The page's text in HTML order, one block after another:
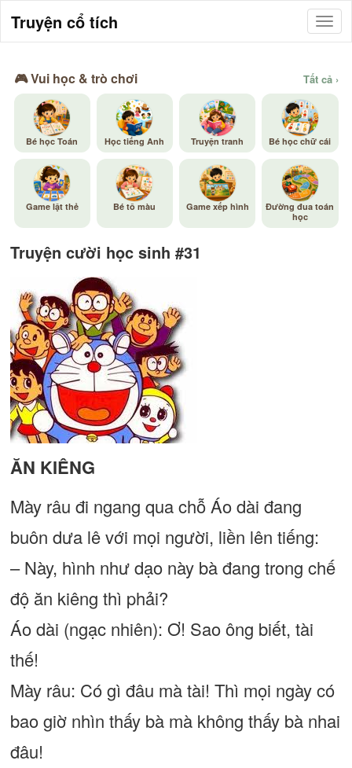
Truyện cổ tích
🎮 Vui học & trò chơi Tất cả ›
Bé học Toán Học tiếng Anh Truyện tranh Bé học chữ cái
Game lật thẻ Bé tô màu Game xếp hình
Đường đua toán
học
Truyện cười học sinh #31
ĂN KIÊNG
Mày râu đi ngang qua chỗ Áo dài đang
buôn dưa lê với mọi người, liền lên tiếng:
– Này, hình như dạo này bà đang trong chế
độ ăn kiêng thì phải?
Áo dài (ngạc nhiên): Ơ! Sao ông biết, tài
thế!
Mày râu: Có gì đâu mà tài! Thì mọi ngày có
bao giờ nhìn thấy bà mà không thấy bà nhai
đâu!